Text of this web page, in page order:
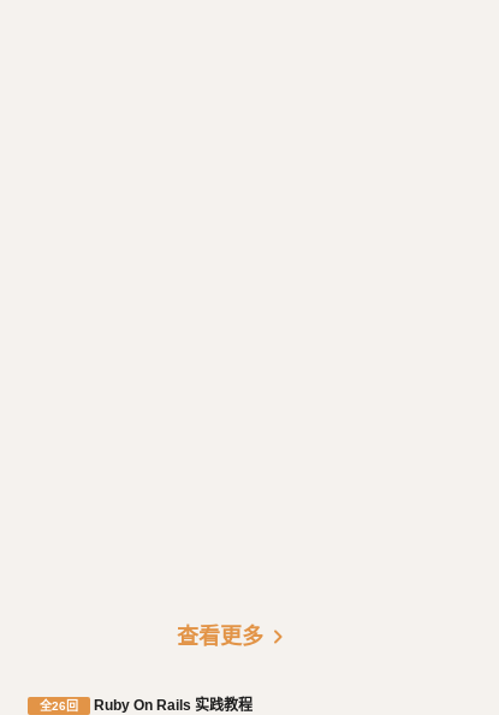
查看更多 chevron_right
全26回 Ruby On Rails 实践教程